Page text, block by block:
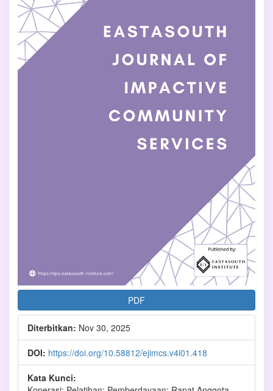
PDF
Diterbitkan: Nov 30, 2025
DOI: https://doi.org/10.58812/ejimcs.v4i01.418
Kata Kunci: